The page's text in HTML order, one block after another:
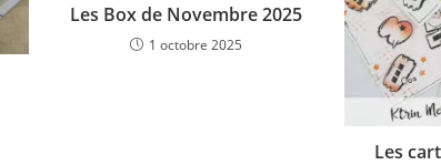
Les Box de Novembre 2025
1 octobre 2025
Les